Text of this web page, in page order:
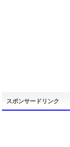
スポンサードリンク